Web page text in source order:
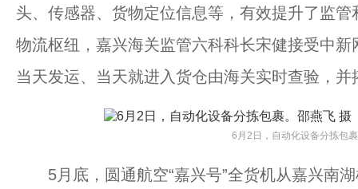
头、传感器、货物定位信息等，有效提升了监
物流枢纽，嘉兴海关监管六科科长宋健接受中
当天发运、当天就进入货仓由海关实时查验，
6月2日，自动化设备分拣包
5月底，圆通航空“嘉兴号”全货机从嘉兴南湖